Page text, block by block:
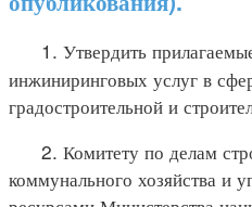
1. Утвердить
инжиниринговых услуг в
градостроительной и
2. Комитету по делам
коммунального хозяйства и